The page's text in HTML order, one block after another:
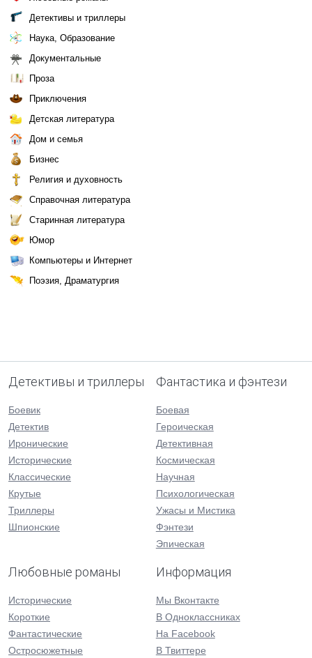
Детективы и триллеры
Наука, Образование
Документальные
Проза
Приключения
Детская литература
Дом и семья
Бизнес
Религия и духовность
Справочная литература
Старинная литература
Юмор
Компьютеры и Интернет
Поэзия, Драматургия
Детективы и триллеры
Боевик
Детектив
Иронические
Исторические
Классические
Крутые
Триллеры
Шпионские
Фантастика и фэнтези
Боевая
Героическая
Детективная
Космическая
Научная
Психологическая
Ужасы и Мистика
Фэнтези
Эпическая
Любовные романы
Исторические
Короткие
Фантастические
Остросюжетные
Информация
Мы Вконтакте
В Одноклассниках
На Facebook
В Твиттере